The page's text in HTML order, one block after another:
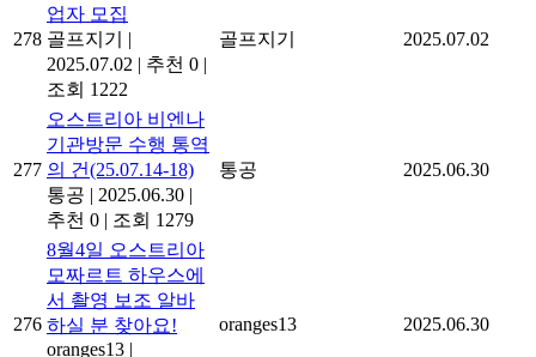
278
업자 모집
골프지기
|
2025.07.02 | 추천 0 |
조회 1222
골프지기 2025.07.02
277
오스트리아 비엔나
기관방문 수행 통역
의 건(25.07.14-18)
통공 | 2025.06.30 |
추천 0 | 조회 1279
통공 2025.06.30
276
8월4일 오스트리아
모짜르트 하우스에
서 촬영 보조 알바
하실 분 찾아요!
oranges13 |
oranges13 2025.06.30